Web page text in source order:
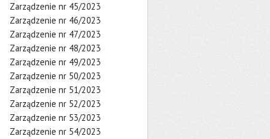
Zarządzenie nr 45/2023
Zarządzenie nr 46/2023
Zarządzenie nr 47/2023
Zarządzenie nr 48/2023
Zarządzenie nr 49/2023
Zarządzenie nr 50/2023
Zarządzenie nr 51/2023
Zarządzenie nr 52/2023
Zarządzenie nr 53/2023
Zarządzenie nr 54/2023